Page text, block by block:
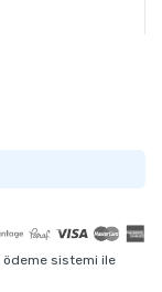
ödeme sistemi ile